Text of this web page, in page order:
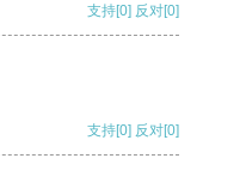
支持[0] 反对[0]
支持[0] 反对[0]